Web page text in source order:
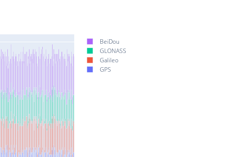
BeiDou
GLONASS
Galileo
GPS